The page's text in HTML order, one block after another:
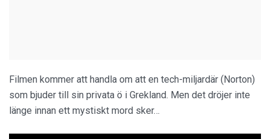
Filmen kommer att handla om att en tech-miljardär (Norton)
som bjuder till sin privata ö i Grekland. Men det dröjer inte
länge innan ett mystiskt mord sker…